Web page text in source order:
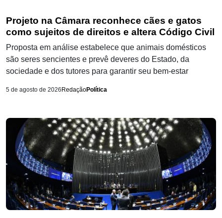
Projeto na Câmara reconhece cães e gatos
como sujeitos de direitos e altera Código Civil
Proposta em análise estabelece que animais domésticos
são seres sencientes e prevê deveres do Estado, da
sociedade e dos tutores para garantir seu bem-estar
5 de agosto de 2026 RedaçãoPolítica